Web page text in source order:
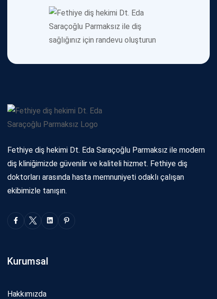
Fethiye diş hekimi Dt. Eda Saraçoğlu Parmaksız ile modern
diş kliniğimizde güvenilir ve kaliteli hizmet. Fethiye diş
doktorları arasında hasta memnuniyeti odaklı çalışan
ekibimizle tanışın.
Kurumsal
Hakkımızda